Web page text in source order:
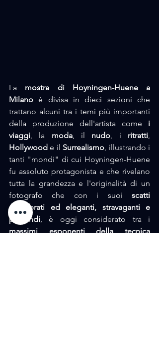
La mostra di Hoyningen-Huene a
Milano è divisa in dieci sezioni che
trattano alcuni tra i temi più importanti
della produzione dell'artista come i
viaggi, la moda, il nudo, i ritratti
Hollywood e il Surrealismo, illustrando i
tanti "mondi" di cui Hoyningen-Huene
fu assoluto protagonista e che rivelano
tutta la grandezza e l'originalità di un
fotografo che con i suoi scatti
equilibrati ed eleganti, stravaganti e
profondi
massimi esponenti della tecnica